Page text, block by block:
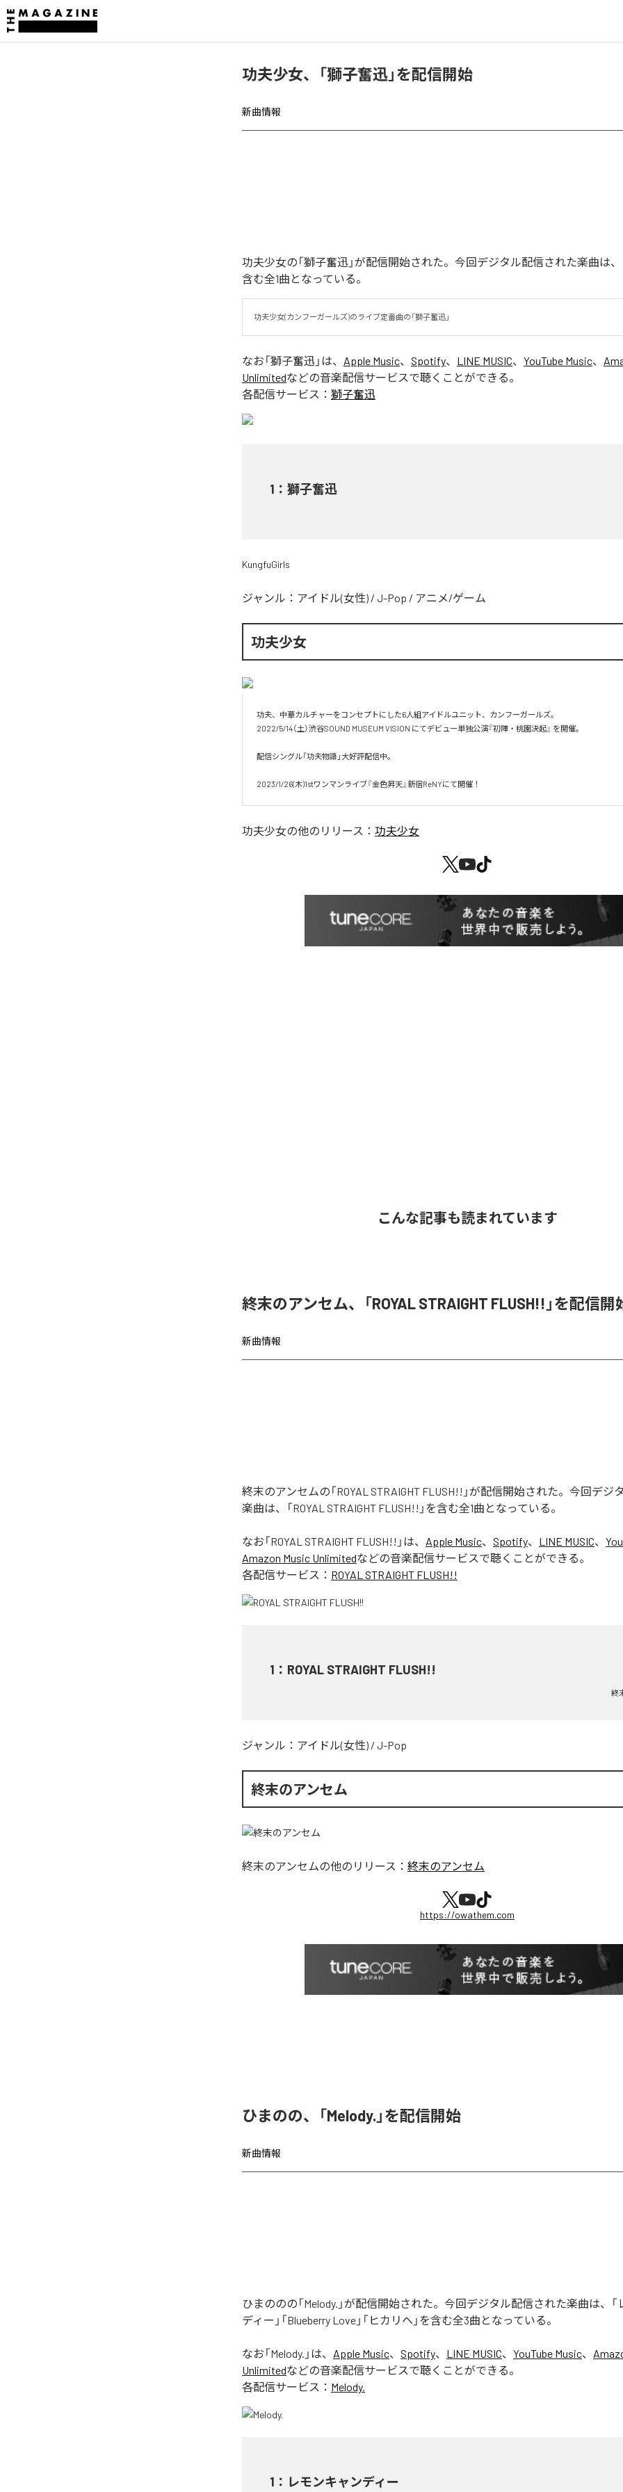
功夫少女、「獅子奮迅」を配信開始
新曲情報
功夫少女の「獅子奮迅」が配信開始された。今回デジタル配信された楽曲は、
含む全1曲となっている。
功夫少女(カンフーガールズ)のライブ定番曲の「獅子奮迅」
なお「獅子奮迅 」は、 Apple Music、 Spotify、 LINE MUSIC、 YouTube Music、
Unlimitedなどの音楽配信サービスで聴くことができる。
各配信サービス： 獅子奮迅
1 ： 獅子奮迅
KungfuGirls
ジャンル： アイドル(女性) / J-Pop / アニメ/ゲーム
功夫少女
功夫、中華カルチャーをコンセプトにした6人組アイドルユニット、カンフーガールズ。
2022/5/14（土）渋谷SOUND MUSEUM VISION にてデビュー単独公演『初陣・桃園決起』 を開催。
配信シングル「功夫物語」大好評配信中。
2023/1/26(木)1stワンマンライブ『金色昇天』新宿ReNYにて開催！
功夫少女の他のリリース： 功夫少女
こんな記事も読まれています
終末のアンセム、「ROYAL STRAIGHT FLUSH!!」を配信開
新曲情報
終末のアンセムの「ROYAL STRAIGHT FLUSH!!」が配信開始された。今回デジ
楽曲は、「ROYAL STRAIGHT FLUSH!!」を含む全1曲となっている。
なお「ROYAL STRAIGHT FLUSH!! 」は、 Apple Music、 Spotify、 LINE MUSIC、
Amazon Music Unlimitedなどの音楽配信サービスで聴くことができる。
各配信サービス： ROYAL STRAIGHT FLUSH!!
1 ： ROYAL STRAIGHT FLUSH!!
終
ジャンル： アイドル(女性) / J-Pop
終末のアンセム
終末のアンセムの他のリリース： 終末のアンセム
https://owathem.com
ひまのの、「Melody.」を配信開始
新曲情報
ひまののの「Melody.」が配信開始された。今回デジタル配信された楽曲は、
ディー」「Blueberry Love」「ヒカリヘ」を含む全3曲となっている。
なお「Melody. 」は、 Apple Music、 Spotify、 LINE MUSIC、 YouTube Music、
Unlimitedなどの音楽配信サービスで聴くことができる。
各配信サービス： Melody.
1 ： レモンキャンディー